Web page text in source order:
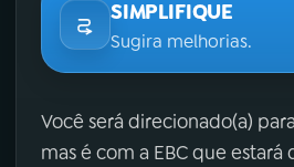
SIMPLIFIQUE
Sugira melhorias.
Você será direcionado(a)
mas é com a EBC que estará